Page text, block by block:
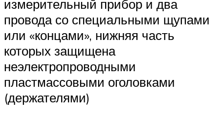
измерительный прибор и два
провода со специальными щупами
или «концами», нижняя часть
которых защищена
неэлектропроводными
пластмассовыми оголовками
(держателями)